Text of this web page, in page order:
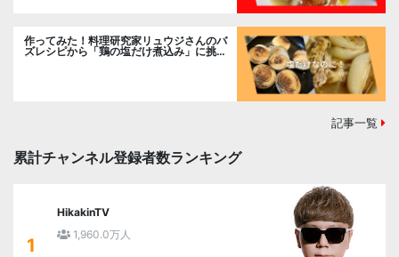
作ってみた！料理研究家リュウジさんのバ
ズレシピから「鶏の塩だけ煮込み」に挑
記事一覧
累計チャンネル登録者数ランキング
1
HikakinTV
1,960.0万人